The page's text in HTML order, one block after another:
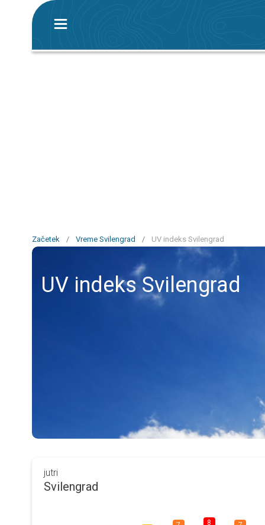
Začetek / Vreme Svilengrad / UV indeks Svilengrad
UV indeks Svilengrad
jutri
Svilengrad
8